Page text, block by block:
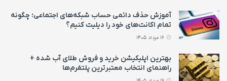
آموزش حذف دائمی حساب شبکه‌های اجتماعی؛ چگونه
تمام اکانت‌های خود را دیلیت کنیم؟
بهترین اپلیکیشن خرید و فروش طلای آب شده +
راهنمای انتخاب معتبرترین پلتفرم‌ها